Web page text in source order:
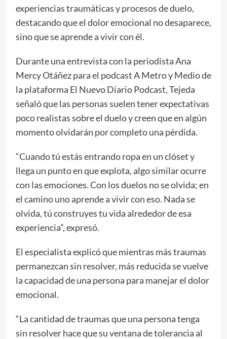
experiencias traumáticas y procesos de duelo,
destacando que el dolor emocional no desaparece,
sino que se aprende a vivir con él.
Durante una entrevista con la periodista Ana
Mercy Otáñez para el podcast A Metro y Medio de
la plataforma El Nuevo Diario Podcast, Tejeda
señaló que las personas suelen tener expectativas
poco realistas sobre el duelo y creen que en algún
momento olvidarán por completo una pérdida.
“Cuando tú estás entrando ropa en un clóset y
llega un punto en que explota, algo similar ocurre
con las emociones. Con los duelos no se olvida; en
el camino uno aprende a vivir con eso. Nada se
olvida, tú construyes tu vida alrededor de esa
experiencia”, expresó.
El especialista explicó que mientras más traumas
permanezcan sin resolver, más reducida se vuelve
la capacidad de una persona para manejar el dolor
emocional.
“La cantidad de traumas que una persona tenga
sin resolver hace que su ventana de tolerancia al